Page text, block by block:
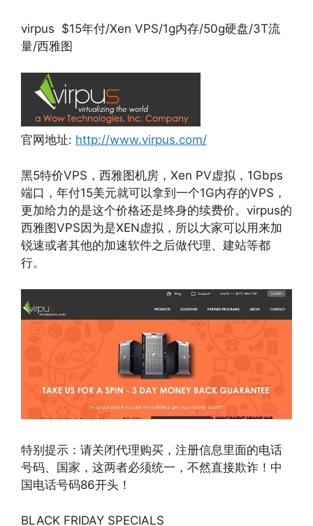
virpus $15年付/Xen VPS/1g内存/50g硬盘/3T流
量/西雅图
官网地址: http://www.virpus.com/
黑5特价VPS，西雅图机房，Xen PV虚拟，1Gbps
端口，年付15美元就可以拿到一个1G内存的VPS，
更加给力的是这个价格还是终身的续费价。virpus的
西雅图VPS因为是XEN虚拟，所以大家可以用来加
锐速或者其他的加速软件之后做代理、建站等都
行。
特别提示：请关闭代理购买，注册信息里面的电话
号码、国家，这两者必须统一，不然直接欺诈！中
国电话号码86开头！
BLACK FRIDAY SPECIALS